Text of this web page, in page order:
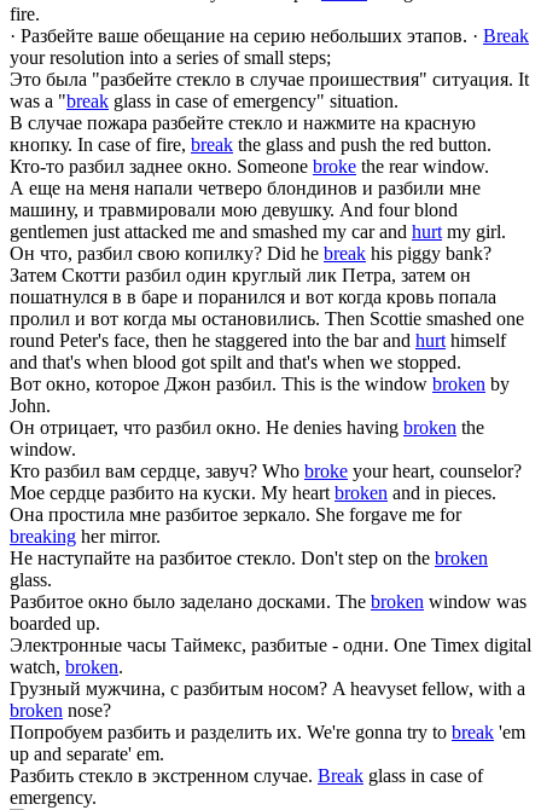
fire.
· Разбейте ваше обещание на серию небольших этапов. · Break
your resolution into a series of small steps;
Это была "разбейте стекло в случае проишествия" ситуация. It
was a "break glass in case of emergency" situation.
В случае пожара разбейте стекло и нажмите на красную
кнопку. In case of fire, break the glass and push the red button.
Кто-то разбил заднее окно. Someone broke the rear window.
А еще на меня напали четверо блондинов и разбили мне
машину, и травмировали мою девушку. And four blond
gentlemen just attacked me and smashed my car and hurtmy girl.
Он что, разбил свою копилку? Did he break his piggy bank?
Затем Скотти разбил один круглый лик Петра, затем он
пошатнулся в в баре и поранился и вот когда кровь попала
пролил и вот когда мы остановились. Then Scottie smashed one
round Peter's face, then he staggered into the bar and hurthimself
and that's when blood got spilt and that's when we stopped.
Вот окно, которое Джон разбил. This is the window broken by
John.
Он отрицает, что разбил окно. He denies having broken the
window.
Кто разбил вам сердце, завуч? Who broke your heart, counselor?
Мое сердце разбито на куски. My heartbroken and in pieces.
Она простила мне разбитое зеркало. She forgave me for
breaking her mirror.
Не наступайте на разбитое стекло. Don't step on the broken
glass.
Разбитое окно было заделано досками. The broken window was
boarded up.
Электронные часы Таймекс, разбитые - одни. One Timex digital
watch, broken.
Грузный мужчина, с разбитым носом? A heavyset fellow, with a
broken nose?
Попробуем разбить и разделить их. We're gonna try to break 'em
up and separate' em.
Разбить стекло в экстренном случае. Break glass in case of
emergency.